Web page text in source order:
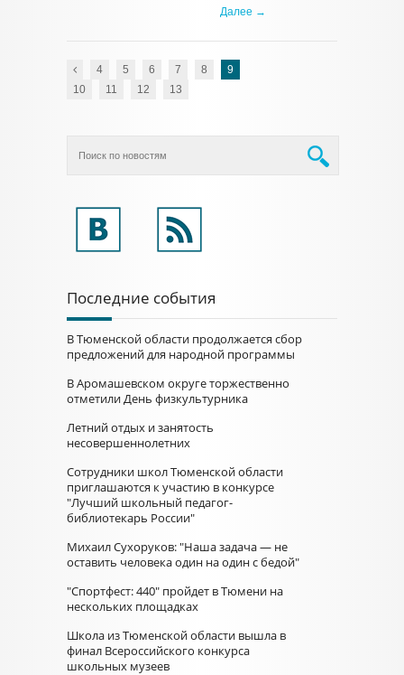
Далее →
4 5 6 7 8
9
10
11 12 13
Последние события
В Тюменской области продолжается сбор
предложений для народной программы
В Аромашевском округе торжественно
отметили День физкультурника
Летний отдых и занятость
несовершеннолетних
Сотрудники школ Тюменской области
приглашаются к участию в конкурсе
"Лучший школьный педагог-
библиотекарь России"
Михаил Сухоруков: "Наша задача — не
оставить человека один на один с бедой"
"Спортфест: 440" пройдет в Тюмени на
нескольких площадках
Школа из Тюменской области вышла в
финал Всероссийского конкурса
школьных музеев